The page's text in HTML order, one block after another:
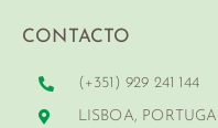
CONTACTO
(+351) 929 241 144
LISBOA,